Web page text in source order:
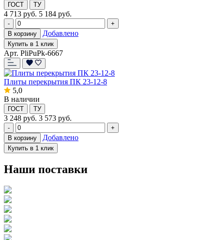
ГОСТ ТУ
4 713 руб. 5 184 руб.
-
+
В корзину
Добавлено
Купить в 1 клик
Арт. PliPuPk-6667
Плиты перекрытия ПК 23-12-8
5,0
В наличии
ГОСТ ТУ
3 248 руб. 3 573 руб.
-
+
В корзину
Добавлено
Купить в 1 клик
Наши поставки